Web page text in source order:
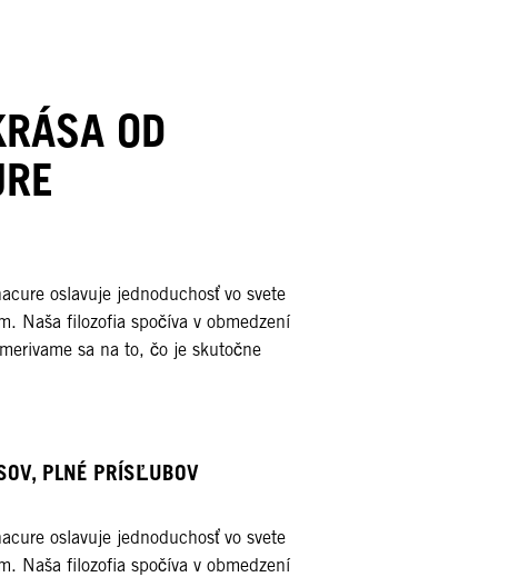
OD
oslavuje jednoduchosť vo svete
Naša filozofia spočíva v obmedzení
sa na to, čo je skutočne
PLNÉ PRÍSĽUBOV​
oslavuje jednoduchosť vo svete
Naša filozofia spočíva v obmedzení